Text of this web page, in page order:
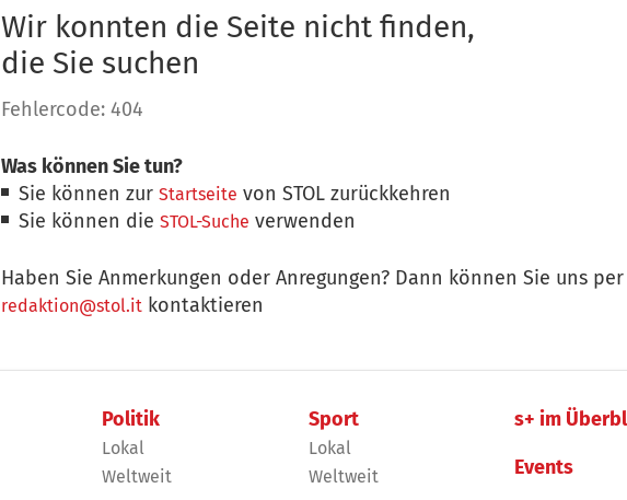
Wir konnten die Seite nicht finden,
die Sie suchen
Fehlercode: 404
Was können Sie tun?
Sie können zurStartseite von STOL zurückkehren
Sie können dieSTOL-Suche verwenden
Haben Sie Anmerkungen oder Anregungen? Dann können Sie uns
redaktion@stol.it kontaktieren
Politik
Lokal
Weltweit
Sport
Lokal
Weltweit
s+ im
Events